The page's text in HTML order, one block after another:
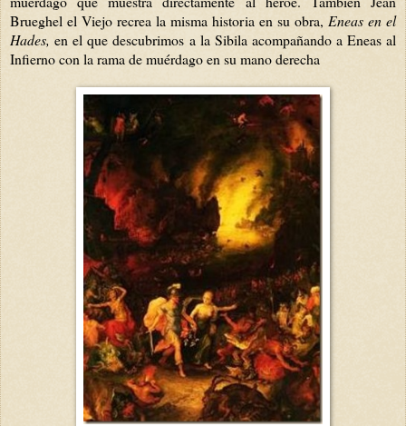
Brueghel el Viejo recrea la misma historia en su obra, Eneas en el
Hades, en el que descubrimos a la Sibila acompañando a Eneas al
Infierno con la rama de muérdago en su mano derecha